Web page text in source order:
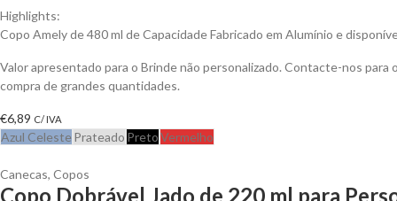
Highlights:
Copo Amely de 480 ml de Capacidade Fabricado em Alumínio e
Valor apresentado para o Brinde não personalizado. Contacte-nos para
compra de grandes quantidades.
€6,89 C/ IVA
Azul Celeste Prateado PretoVermelho
Canecas, Copos
Copo Dobrável Jado de 220 ml para